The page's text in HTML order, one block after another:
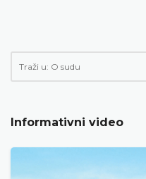
Informativni video